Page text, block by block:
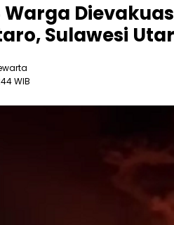
Sulawesi
WIB